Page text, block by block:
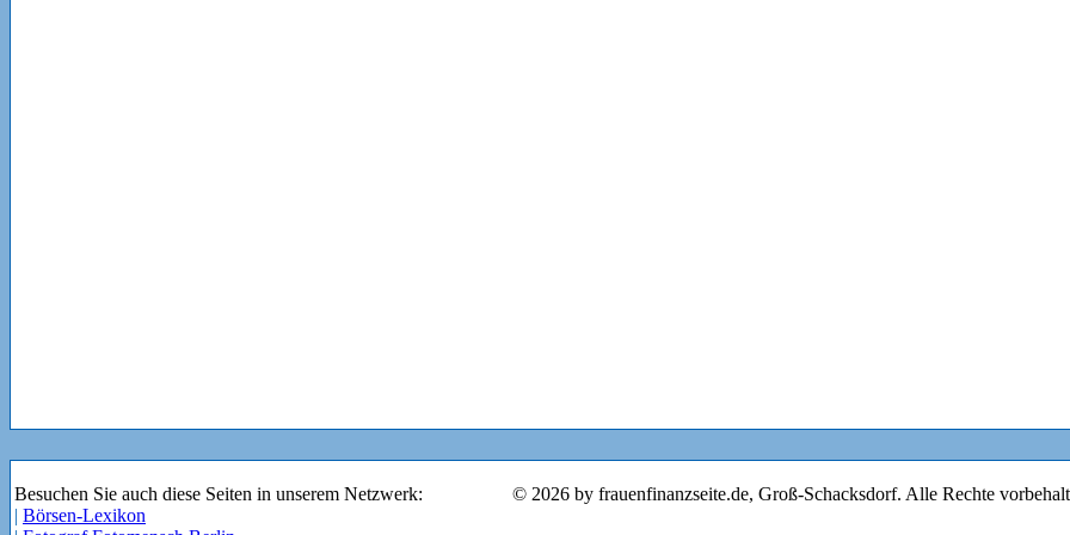
Besuchen Sie auch diese Seiten in unserem Netzwerk:
| Börsen-Lexikon
© 2026 by frauenfinanzseite.de, Groß-Schacksdorf. Alle Rechte